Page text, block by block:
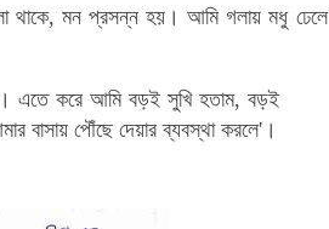
থাকে, মন প্রসন্ন হয়। আমি গলায় মধু ঢেলে
এতে করে আমি বড়ই সুখি হতাম, বড়ই
বাসায় পৌঁছে দেয়ার ব্যবস্থা করলে'।